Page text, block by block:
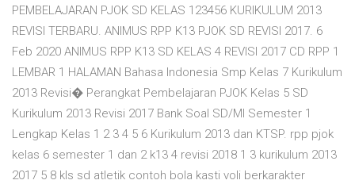
PEMBELAJARAN PJOK SD KELAS 123456 KURIKULUM 2013
REVISI TERBARU. ANIMUS RPP K13 PJOK SD REVISI 2017. 6
Feb 2020 ANIMUS RPP K13 SD KELAS 4 REVISI 2017 CD RPP 1
LEMBAR 1 HALAMAN Bahasa Indonesia Smp Kelas 7 Kurikulum
2013 Revisi� Perangkat Pembelajaran PJOK Kelas 5 SD
Kurikulum 2013 Revisi 2017 Bank Soal SD/MI Semester 1
Lengkap Kelas 1 2 3 4 5 6 Kurikulum 2013 dan KTSP. rpp pjok
kelas 6 semester 1 dan 2 k13 4 revisi 2018 1 3 kurikulum 2013
2017 5 8 kls sd atletik contoh bola kasti voli berkarakter